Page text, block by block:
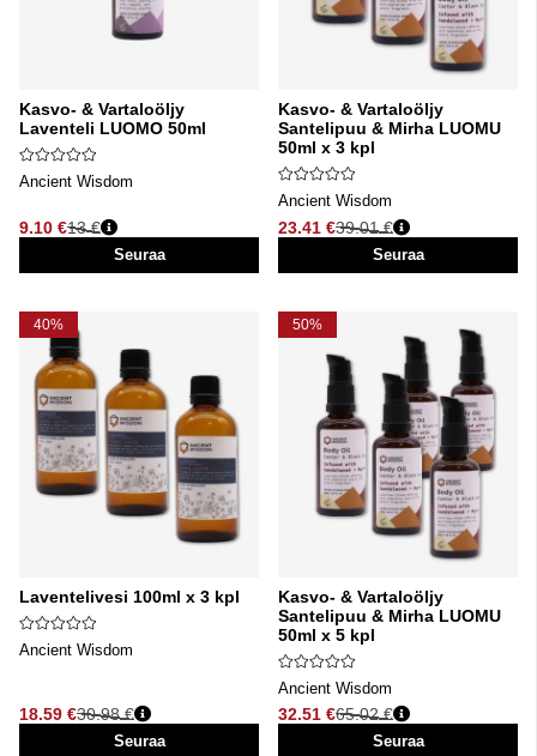
Kasvo- & Vartaloöljy
Laventeli LUOMO 50ml
Ancient Wisdom
9.10 €
Normaali hinta
13 €
Seuraa
Kasvo- & Vartaloöljy
Santelipuu & Mirha LUOMU
50ml x 3 kpl
Ancient Wisdom
23.41 €
Normaali hinta
39.01 €
Seuraa
40%
Laventelivesi 100ml x 3 kpl
Ancient Wisdom
18.59 €
Normaali hinta
30.98 €
Seuraa
50%
Kasvo- & Vartaloöljy
Santelipuu & Mirha LUOMU
50ml x 5 kpl
Ancient Wisdom
32.51 €
Normaali hinta
65.02 €
Seuraa